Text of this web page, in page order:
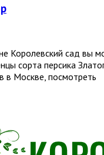
Королевский сад вы
сорта персика
в Москве, посмотреть